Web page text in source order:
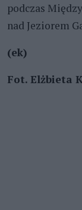
podczas
nad Jeziorem
(ek)
Fot. Elżbieta